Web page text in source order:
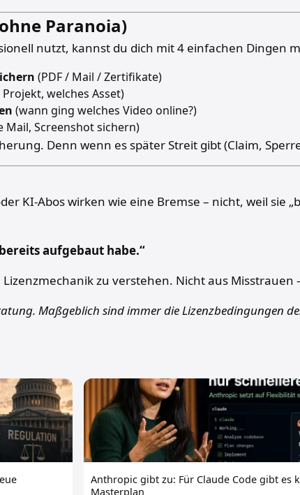
Paranoia)
nutzt, kannst du dich mit 4 einfachen Dingen
(PDF / Mail / Zertifikate)
welches Asset)
(wann ging welches Video online?)
Mail, Screenshot sichern)
Denn wenn es später Streit gibt (Claim,
KI-Abos wirken wie eine Bremse – nicht, weil sie
aufgebaut habe.“
zu verstehen. Nicht aus Misstrauen
Maßgeblich sind immer die Lizenzbedingungen
Anthropic gibt zu: Für Claude Code gibt es
Masterplan